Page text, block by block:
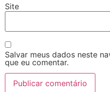
Site
Salvar meus dados neste
que eu comentar.